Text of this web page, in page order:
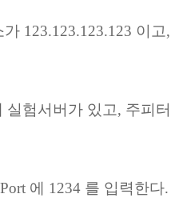
가 123.123.123.123 이고,
실험서버가 있고, 주피터
에 1234 를 입력한다.